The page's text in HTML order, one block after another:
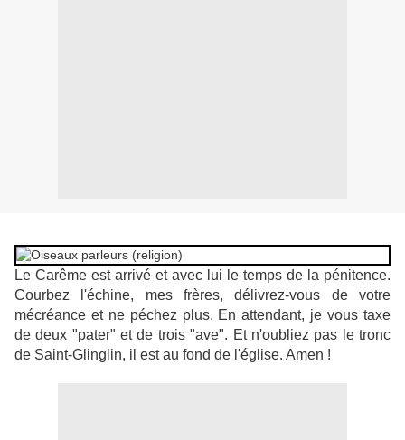
Le Carême est arrivé et avec lui le temps de la pénitence.
Courbez l'échine, mes frères, délivrez-vous de votre
mécréance et ne péchez plus. En attendant, je vous taxe
de deux "pater" et de trois "ave". Et n'oubliez pas le tronc
de Saint-Glinglin, il est au fond de l'église. Amen !